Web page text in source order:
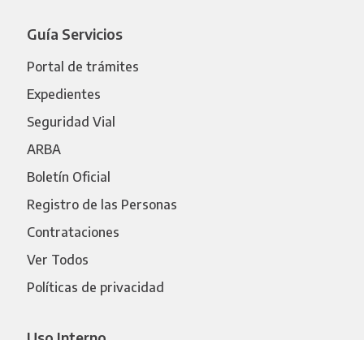
Guía Servicios
Portal de trámites
Expedientes
Seguridad Vial
ARBA
Boletín Oficial
Registro de las Personas
Contrataciones
Ver Todos
Políticas de privacidad